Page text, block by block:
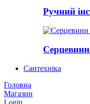
Ручний
Серцевини
Сантехніка
Головна
Магазин
Login